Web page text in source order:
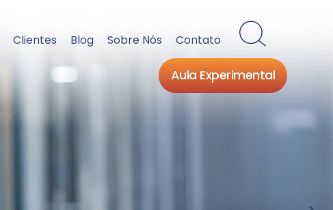
Clientes Blog Sobre Nós Contato
Aula Experimental